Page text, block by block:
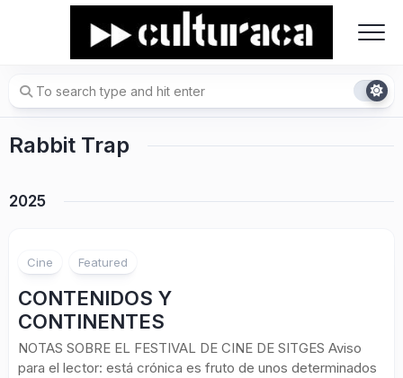
Rabbit Trap
2025
Cine Featured
CONTENIDOS Y
CONTINENTES
NOTAS SOBRE EL FESTIVAL DE CINE DE SITGES Aviso
para el lector: está crónica es fruto de unos determinados